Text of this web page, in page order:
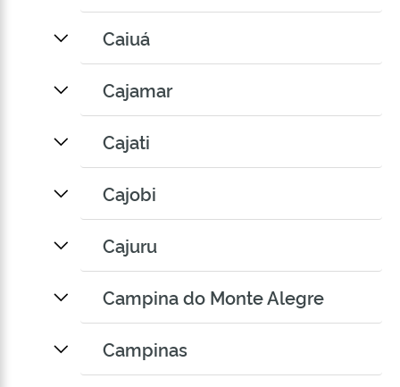
Caiuá
Cajamar
Cajati
Cajobi
Cajuru
Campina do Monte Alegre
Campinas